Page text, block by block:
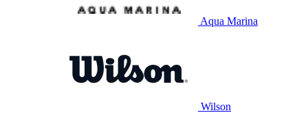
Aqua Marina
Wilson